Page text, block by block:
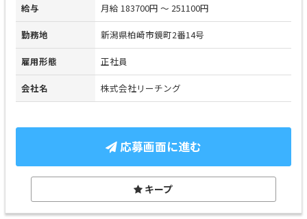
給与 月給 183700円 ～ 251100円
勤務地 新潟県柏崎市鏡町2番14号
雇用形態 正社員
会社名 株式会社リーチング
応募画面に進む
キープ